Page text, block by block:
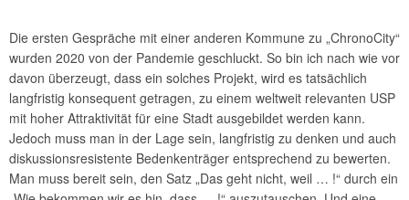
Die ersten Gespräche mit einer anderen Kommune zu „ChronoCity“
wurden 2020 von der Pandemie geschluckt. So bin ich nach wie vor
davon überzeugt, dass ein solches Projekt, wird es tatsächlich
langfristig konsequent getragen, zu einem weltweit relevanten USP
mit hoher Attraktivität für eine Stadt ausgebildet werden kann.
Jedoch muss man in der Lage sein, langfristig zu denken und auch
diskussionsresistente Bedenkenträger entsprechend zu bewerten.
Man muss bereit sein, den Satz „Das geht nicht, weil … !“ durch ein